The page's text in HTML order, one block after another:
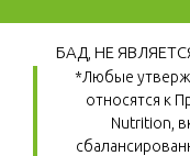
БАД, НЕ
*Любые
относятся к
Nutrition,